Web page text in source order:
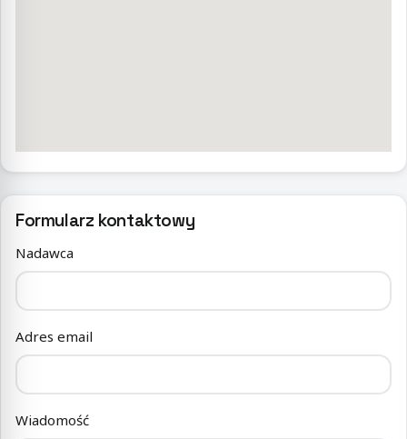
Formularz kontaktowy
Nadawca
Adres email
Wiadomość